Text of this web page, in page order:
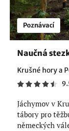
Poznávací
Naučná
Krušné hory a
Jáchymov v
tábory pro
německých